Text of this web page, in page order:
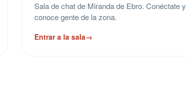
Sala de chat de Miranda de Ebro. Conéctate y
conoce gente de la zona.
Entrar a la sala→